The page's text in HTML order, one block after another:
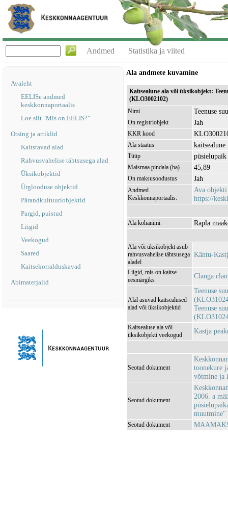
Andmed Statistika ja viited
Avaleht
EELISe andmed
keskkonnaportaalis
Loe siit "Mis on EELIS?"
Otsing ja artiklid
Kaitstavad alad
Rahvusvahelise tähtsusega alad
Üksikobjektid
Ürglooduse objektid
Pärandkultuuriobjektid
Pargid, puistud
Liigid
Veekogud
Saared
Kaitsekorralduskavad
Abimaterjalid
Ala andmete kuvamine
Kaitsealune ala või üksikobjekt:
(KLO3002102)
Nimi
Teenuse
On registriobjekt Jah
KKR kood
Ala staatus kaitsealune
Tüüp püsielupaik
Maismaa pindala (ha) 45,89
On maksusoodustus Jah
Andmed
Keskkonnaportaalis:
Ava objekti
https://
Ala kohanimi Rapla
Ala või üksikobjekt asub
rahvusvahelise tähtsusega
aladel
Käntu-
Liigid, mis on kaitse
eesmärgiks
Clanga
Alal asuvad kaitsealused
alad või üksikobjektid
Teenuse
Teenuse
Kaitsealuse ala või
üksikobjekti veekogud
Kastja
Seotud dokument
toonekure
võtmine ja
Seotud dokument
2006. a
Seotud dokument